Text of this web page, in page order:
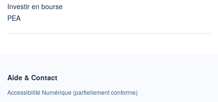
Investir en bourse
PEA
Aide & Contact
Accessibilité Numérique (partiellement conforme)